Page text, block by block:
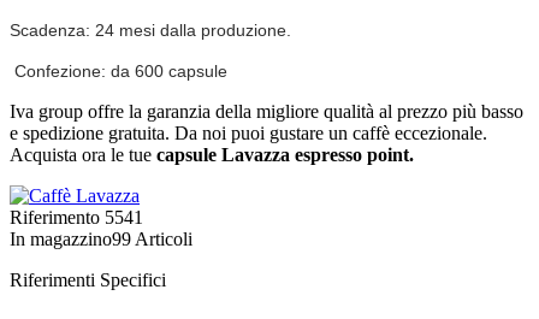
Scadenza: 24 mesi dalla produzione.
Confezione: da 600 capsule
Iva group offre la garanzia della migliore qualità al prezzo più basso
e spedizione gratuita. Da noi puoi gustare un caffè eccezionale.
Acquista ora le tue capsule Lavazza espresso point.
Riferimento 5541
In magazzino99 Articoli
Riferimenti Specifici